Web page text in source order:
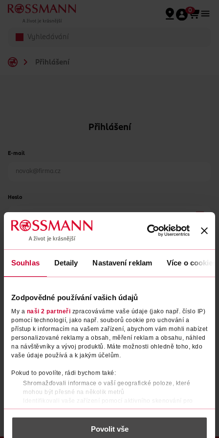
Souhlas Detaily Nastavení reklam Více o cookies
Zodpovědné používání vašich údajů
My a naši 2 partneři zpracováváme vaše údaje (jako např. číslo IP)
pomocí technologií, jako např. souborů cookie pro uchování a
přístup k informacím na vašem zařízení, abychom vám mohli nabízet
personalizované reklamy a obsah, měření reklam a obsahu, náhled
na návštěvníky a vývoj produktů. Máte možnosti ohledně toho, kdo
vaše údaje používá a k jakým účelům.
Pokud to povolíte, rádi bychom také:
Shromažďovali informace o vaší geografické poloze, které
mohou být přesné na několik metrů
Identifikovali vaše zařízení pomocí aktivního skenování pro
konkrétní charakteristiky (otisk prstu)
Zjistěte více o tom, jak zpracováváme vaše osobní údaje, a nastavte
části s podrobnostmi . Svůj souhlas můžete kdykoliv
Povolit vše
Přeskočit na hlavmní obsah
0
Přihlášení
Přihlášení
E-mail
Heslo
Zapomenuté heslo
PŘIHLÁSIT SE
Po registraci se stáváte členem ROSSMANN CLUBu a můžete čerpat výhody naplno. Zjistit více